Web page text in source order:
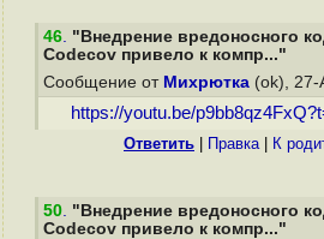
46. "Внедрение вредоносного
Codecov привело к компр..."
Сообщение от Михрютка (ok), 27-
https://youtu.be/
Ответить Правка| К
50. "Внедрение вредоносного
Codecov привело к компр..."